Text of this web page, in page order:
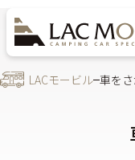
LACモービル 車を